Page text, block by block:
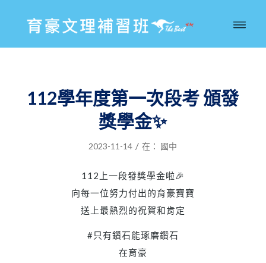
112學年度第一次段考 頒發
獎學金✨
2023-11-14 / 在： 國中
112上一段發獎學金啦🎉
向每一位努力付出的育豪寶寶
送上最熱烈的祝賀和肯定
#只有鑽石能琢磨鑽石
在育豪